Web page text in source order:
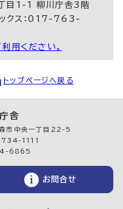
1-1 柳川庁舎3階
クス：017-763-
用ください。
トップページへ戻る
舎
中央一丁目22-5
734-1111
6865
お問合せ